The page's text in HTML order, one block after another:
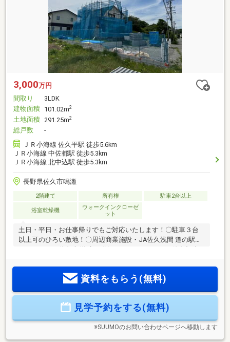
3,000万円
間取り
3LDK
建物面積 101.02m2
土地面積 291.25m2
総戸数
-
ＪＲ小海線 佐久平駅 徒歩5.6km
ＪＲ小海線 中佐都駅 徒歩5.3km
ＪＲ小海線 北中込駅 徒歩5.3km
長野県佐久市鳴瀬
2階建て 所有権 駐車2台以上
浴室乾燥機
ウォークインクローゼ
ット
土日・平日・お仕事帰りでもご対応いたします！〇駐車３台
以上可のひろい敷地！〇周辺商業施設・JA佐久浅間 道の駅ヘ
不動産なら資金計画からサポート●〇ローンに不安事ございま
せんか？・ローンについてわからない・車のローンがある・
資料をもらう(無料)
見学予約をする(無料)
※SUUMOのお問い合わせページへ移動します